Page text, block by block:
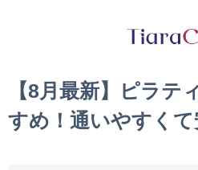
【8月最新】ピラテ
すめ！通いやすくて